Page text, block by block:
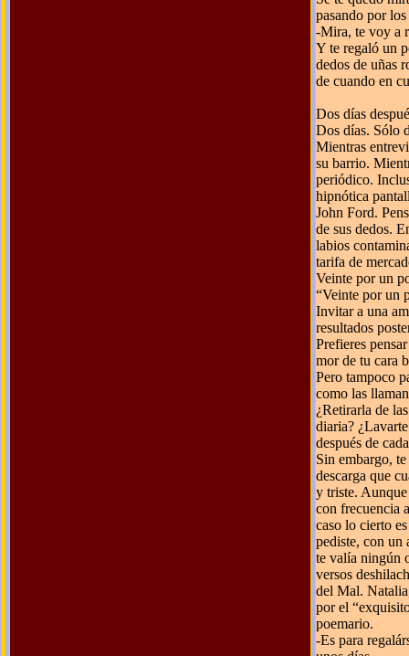
pasando por
-Mira, te voy a
Y te regaló un
dedos de uñas
de cuando en
Dos días
Dos días. Sólo
Mientras
su barrio.
periódico.
hipnótica
John Ford.
de sus dedos.
labios
tarifa de
Veinte por un
“Veinte por un
Invitar a una
resultados
Prefieres
mor de tu cara
Pero tampoco
como las
¿Retirarla de
diaria?
después de
Sin embargo,
descarga que
y triste. Aunque
con frecuencia
caso lo cierto
pediste, con un
te valía ningún
versos
del Mal.
por el
poemario.
-Es para